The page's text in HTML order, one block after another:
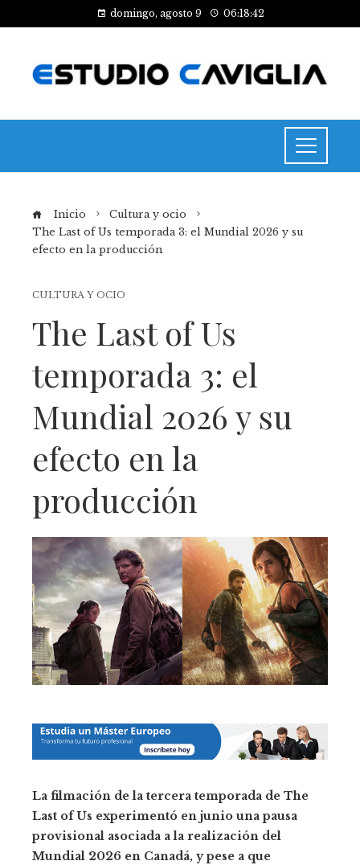
domingo, agosto 9 06:18:43
Inicio
Cultura y ocio
The Last of Us temporada 3: el Mundial 2026 y su
efecto en la producción
CULTURA Y OCIO
The Last of Us
temporada 3: el
Mundial 2026 y su
efecto en la
producción
La filmación de la tercera temporada de The
Last of Us experimentó en junio una pausa
provisional asociada a la realización del
Mundial 2026 en Canadá, y pese a que